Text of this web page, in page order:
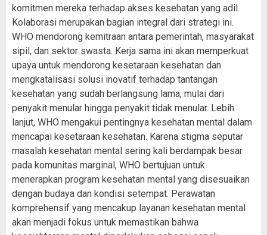
komitmen mereka terhadap akses kesehatan yang adil.
Kolaborasi merupakan bagian integral dari strategi ini.
WHO mendorong kemitraan antara pemerintah, masyarakat
sipil, dan sektor swasta. Kerja sama ini akan memperkuat
upaya untuk mendorong kesetaraan kesehatan dan
mengkatalisasi solusi inovatif terhadap tantangan
kesehatan yang sudah berlangsung lama, mulai dari
penyakit menular hingga penyakit tidak menular. Lebih
lanjut, WHO mengakui pentingnya kesehatan mental dalam
mencapai kesetaraan kesehatan. Karena stigma seputar
masalah kesehatan mental sering kali berdampak besar
pada komunitas marginal, WHO bertujuan untuk
menerapkan program kesehatan mental yang disesuaikan
dengan budaya dan kondisi setempat. Perawatan
komprehensif yang mencakup layanan kesehatan mental
akan menjadi fokus untuk memastikan bahwa